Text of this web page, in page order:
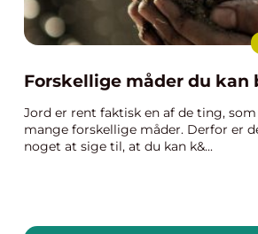
Forskellige måder du kan
Jord er rent faktisk en af de ting,
mange forskellige måder. Derfor er
noget at sige til, at du kan k&...